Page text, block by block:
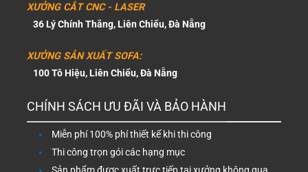
XƯỞNG CẮT CNC - LASER
36 Lý Chính Thắng, Liên Chiểu, Đà Nẵng
XƯỞNG SẢN XUẤT SOFA:
100 Tô Hiệu, Liên Chiểu, Đà Nẵng
CHÍNH SÁCH ƯU ĐÃI VÀ BẢO HÀNH
Miễn phí 100% phí thiết kế khi thi công
Thi công trọn gói các hạng mục